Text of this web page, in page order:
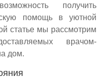
получить
помощь в уютной
статье мы рассмотрим
врачом-
дом.